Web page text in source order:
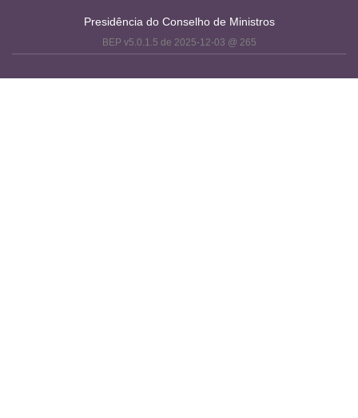
Presidência do Conselho de Ministros
BEP v5.0.1.5 de 2025-12-03 @ 265